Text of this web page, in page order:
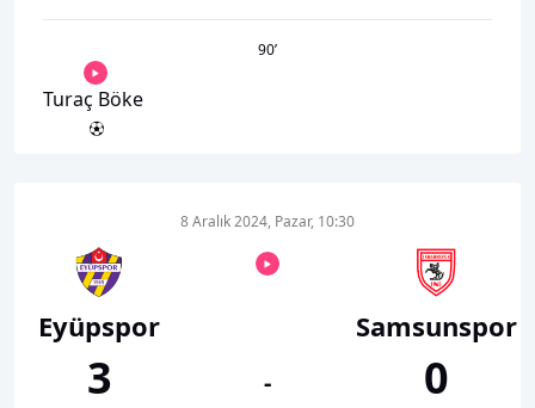
90’
Turaç Böke
Eyüpspor
3
8 Aralık 2024, Pazar, 10:30
-
Samsunspor
0